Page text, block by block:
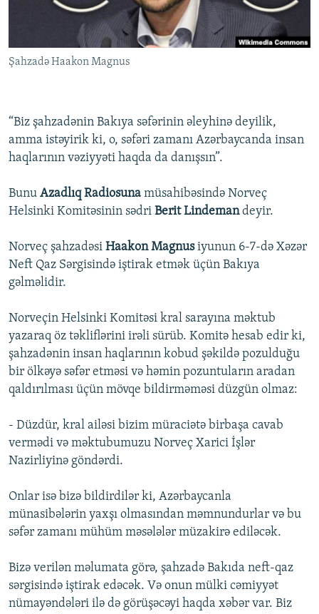
İNFOQRAFIKA
AZƏRBAYCAN ƏDƏBIYYATI KITABXANASI
İSLAM VƏ DEMOKRATIYA
İZ - MƏDƏNIYYƏT PROQRAMI
MISSIYAMIZ
PEŞƏ ETIKASI VƏ JURNALISTIKA STANDARTLARIMIZ
MATERIALLARIMIZDAN ISTIFADƏ
BIZIMLƏ ƏLAQƏ
XƏBƏR BÜLLETENLƏRIMIZ
Şahzadə Haakon Magnus
“Biz şahzadənin Bakıya səfərinin əleyhinə deyilik,
amma istəyirik ki, o, səfəri zamanı Azərbaycanda insan
haqlarının vəziyyəti haqda da danışsın”.
Bunu Azadlıq Radiosuna müsahibəsində Norveç
Helsinki Komitəsinin sədri Berit Lindemandeyir.
Norveç şahzadəsi Haakon Magnusiyunun 6-7-də Xəzər
Neft Qaz Sərgisində iştirak etmək üçün Bakıya
gəlməlidir.
Norveçin Helsinki Komitəsi kral sarayına məktub
yazaraq öz təkliflərini irəli sürüb. Komitə hesab edir ki,
şahzadənin insan haqlarının kobud şəkildə pozulduğu
bir ölkəyə səfər etməsi və həmin pozuntuların aradan
qaldırılması üçün mövqe bildirməməsi düzgün olmaz:
- Düzdür, kral ailəsi bizim müraciətə birbaşa cavab
vermədi və məktubumuzu Norveç Xarici İşlər
Nazirliyinə göndərdi.
Onlar isə bizə bildirdilər ki, Azərbaycanla
münasibələrin yaxşı olmasından məmnundurlar və bu
səfər zamanı mühüm məsələlər müzakirə ediləcək.
Bizə verilən məlumata görə, şahzadə Bakıda neft-qaz
sərgisində iştirak edəcək. Və onun mülki cəmiyyət
nümayəndələri ilə də görüşəcəyi haqda xəbər var. Biz